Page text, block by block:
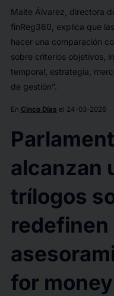
Maite Álvarez, directora
finReg360, explica que
hacer una comparación
sobre criterios objetivos,
temporal, estrategia,
de gestión”.
En Cinco Días el 24-03-2026
alcanzan
trílogos
for money